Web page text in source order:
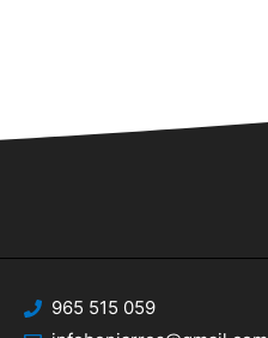
965 515 059